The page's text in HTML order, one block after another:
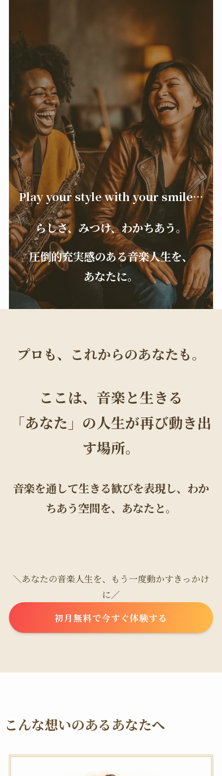
Play your style with your smile…
らしさ、みつけ、わかちあう。
圧倒的充実感のある音楽人生を、
あなたに。
プロも、これからのあなたも。
ここは、音楽と生きる
「あなた」の人生が再び動き出
す場所。
音楽を通して生きる歓びを表現し、わか
ちあう空間を、あなたと。
＼あなたの音楽人生を、もう一度動かすきっかけ
に／
初月無料で今すぐ体験する
こんな想いのあるあなたへ